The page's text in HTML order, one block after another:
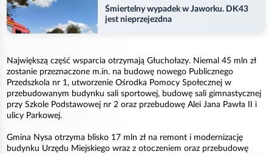
Śmiertelny wypadek w Jaworku. DK43
jest nieprzejezdna
Największą część wsparcia otrzymają Głuchołazy. Niemal 45 mln zł
zostanie przeznaczone m.in. na budowę nowego Publicznego
Przedszkola nr 1, utworzenie Ośrodka Pomocy Społecznej w
przebudowanym budynku sali sportowej, budowę sali gimnastycznej
przy Szkole Podstawowej nr 2 oraz przebudowę Alei Jana Pawła II i
ulicy Parkowej.
Gmina Nysa otrzyma blisko 17 mln zł na remont i modernizację
budynku Urzędu Miejskiego wraz z otoczeniem oraz przebudowę